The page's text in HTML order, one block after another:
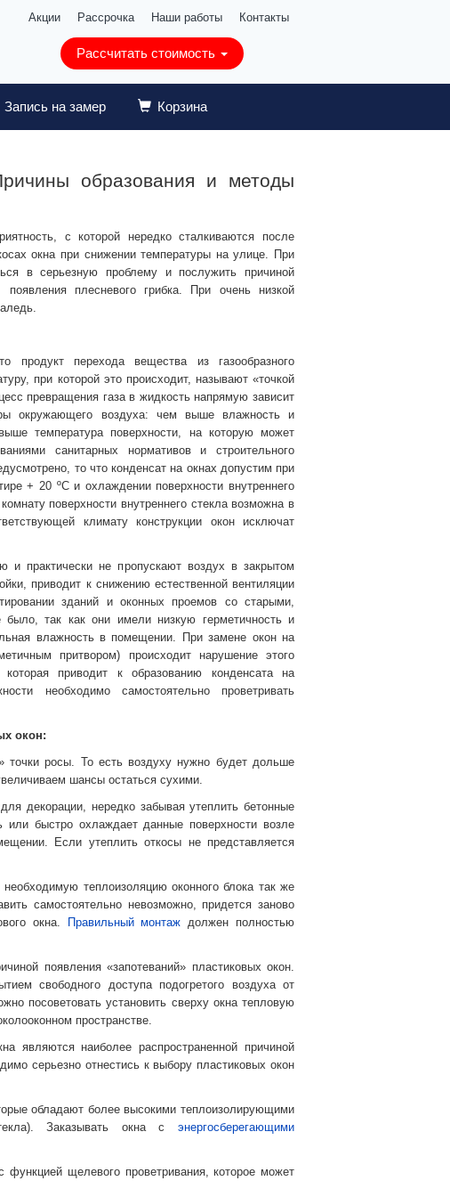
Акции Рассрочка Наши работы Контакты
Рассчитать стоимость
Запись на замер Корзина
образования и методы
с которой нередко сталкиваются после
окна при снижении температуры на улице. При
в серьезную проблему и послужить причиной
плесневого грибка. При очень низкой
продукт перехода вещества из газообразного
при которой это происходит, называют «точкой
превращения газа в жидкость напрямую зависит
окружающего воздуха: чем выше влажность и
температура поверхности, на которую может
санитарных нормативов и строительного
то что конденсат на окнах допустим при
+ 20 ºС и охлаждении поверхности внутреннего
поверхности внутреннего стекла возможна в
климату конструкции окон исключат
и практически не пропускают воздух в закрытом
приводит к снижению естественной вентиляции
зданий и оконных проемов со старыми,
так как они имели низкую герметичность и
влажность в помещении. При замене окон на
притвором) происходит нарушение этого
приводит к образованию конденсата на
необходимо самостоятельно проветривать
окон:
точки росы. То есть воздуху нужно будет дольше
шансы остаться сухими.
декорации, нередко забывая утеплить бетонные
или быстро охлаждает данные поверхности возле
Если утеплить откосы не представляется
теплоизоляцию оконного блока так же
самостоятельно невозможно, придется заново
окна.
Правильный монтаж должен полностью
появления «запотеваний» пластиковых окон.
свободного доступа подогретого воздуха от
посоветовать установить сверху окна тепловую
пространстве.
являются наиболее распространенной причиной
серьезно отнестись к выбору пластиковых окон
обладают более высокими теплоизолирующими
Заказывать окна с энергосберегающими
функцией щелевого проветривания, которое может